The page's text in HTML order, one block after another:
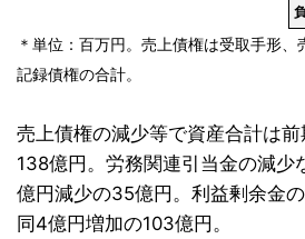
＊単位：百万円。売上債権は受取手形
記録債権の合計。
売上債権の減少等で資産合計は
138億円。労務関連引当金の減少
億円減少の35億円。利益剰余金
同4億円増加の103億円。